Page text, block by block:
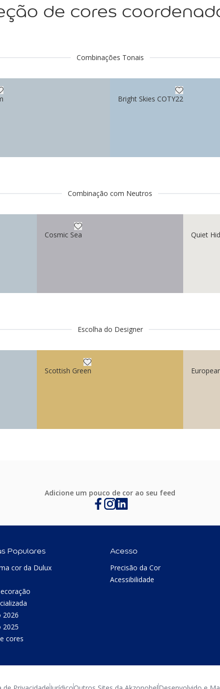
de cores
Combinações Tonais
Bright Skies COTY22
Combinação com Neutros
Cosmic Sea Quiet
Escolha do Designer
Scottish Green
Adicione um pouco de cor ao seu feed
Populares
cor da Dulux
2026
2025
cores
Acesso
Precisão da Cor
Acessibilidade